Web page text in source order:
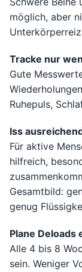
möglich, aber
Tracke nur
Gute
Ruhepuls,
Iss
Für aktive
hilfreich,
Gesamtbild:
genug
Plane Deloads
Alle 4 bis 8
sein. Weniger